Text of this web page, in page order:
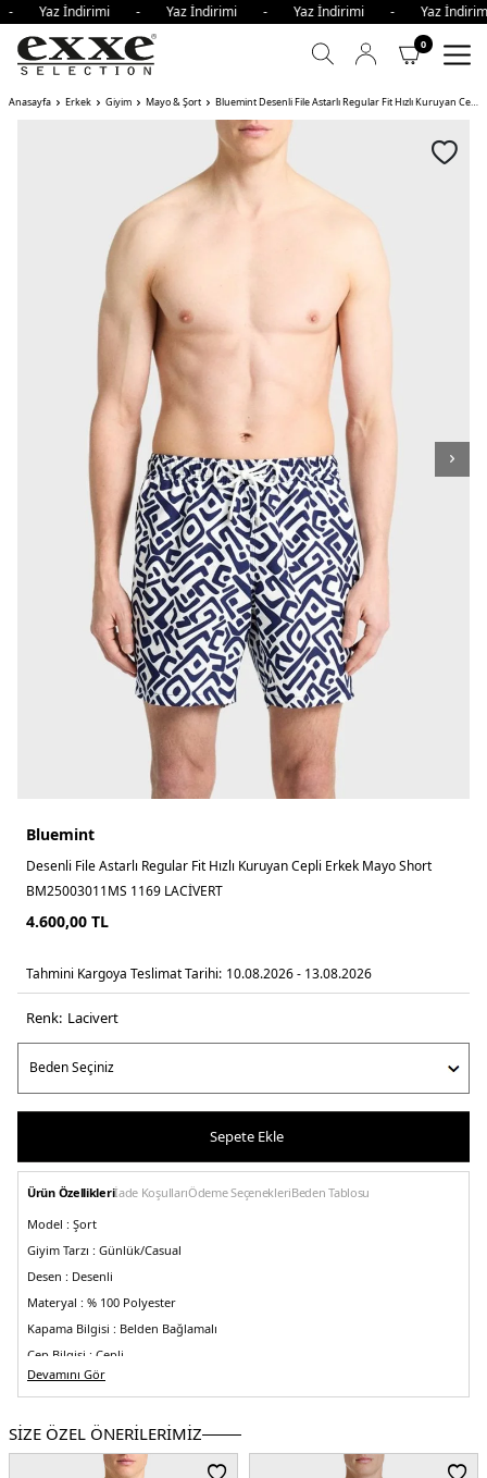
Yaz İndirimi - Yaz İndirimi - Yaz İndirimi - Yaz
0
Anasayfa Erkek Giyim Mayo & Şort Bluemint Desenli File Astarlı Regular Fit Hızlı Kuruyan Cepli Erkek Mayo Short
Bluemint
Desenli File Astarlı Regular Fit Hızlı Kuruyan Cepli Erkek Mayo Short
BM25003011MS 1169 LACİVERT
4.600,00 TL
Tahmini Kargoya Teslimat Tarihi: 10.08.2026 - 13.08.2026
Renk: laci̇vert
Sepete Ekle
Ürün Özellikleriİade KoşullarıÖdeme SeçenekleriBeden Tablosu
Model : Şort
Giyim Tarzı : Günlük/Casual
Desen : Desenli
Materyal : % 100 Polyester
Kapama Bilgisi : Belden Bağlamalı
Cep Bilgisi : Cepli
Kalıp Bilgisi :Regular Fit, Normal Bel
Üretim Yeri :Türkiye
5DY1BM25003011MS1169.12
Devamını Gör
SİZE ÖZEL ÖNERİLERİMİZ